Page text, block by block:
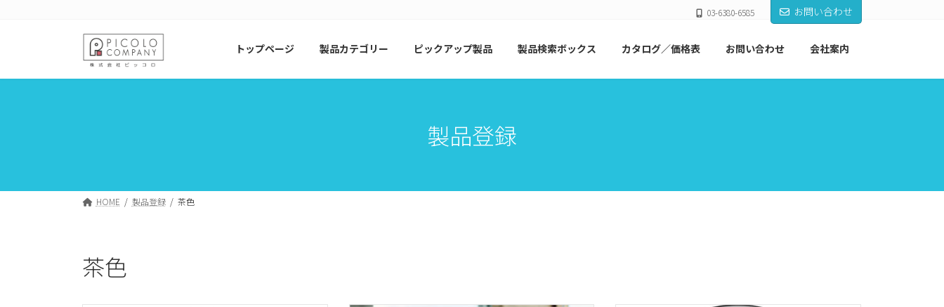
ツ
シ
03-6380-6585 お問い合わせ
トップページ 製品カテゴリー ピックアップ製品 製品検索ボックス カタログ／価格表 お問い合わせ 会社案内
製品登録
HOME 製品登録 茶色
茶色